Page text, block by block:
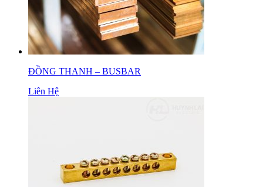
ĐỒNG THANH – BUSBAR
Liên Hệ